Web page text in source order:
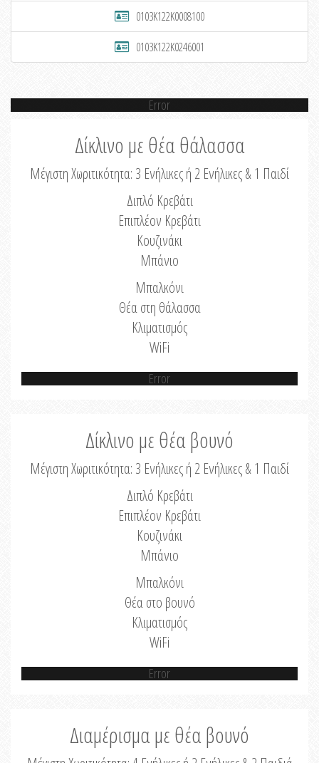
0103K122K0008100
0103K122K0246001
Error
Δίκλινο με θέα θάλασσα
Μέγιστη Χωριτικότητα: 3 Ενήλικες ή 2 Ενήλικες & 1 Παιδί
Διπλό Κρεβάτι
Επιπλέον Κρεβάτι
Κουζινάκι
Μπάνιο
Μπαλκόνι
Θέα στη θάλασσα
Κλιματισμός
WiFi
Error
Δίκλινο με θέα βουνό
Μέγιστη Χωριτικότητα: 3 Ενήλικες ή 2 Ενήλικες & 1 Παιδί
Διπλό Κρεβάτι
Επιπλέον Κρεβάτι
Κουζινάκι
Μπάνιο
Μπαλκόνι
Θέα στο βουνό
Κλιματισμός
WiFi
Error
Διαμέρισμα με θέα βουνό